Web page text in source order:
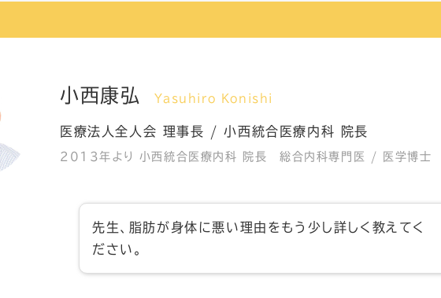
小西康弘 Yasuhiro Konishi
医療法人全人会 理事長 / 小西統合医療内科 院長
2013年より 小西統合医療内科 院長 総合内科専門医 / 医学博士
先生、脂肪が身体に悪い理由をもう少し詳しく教えてく
ださい。